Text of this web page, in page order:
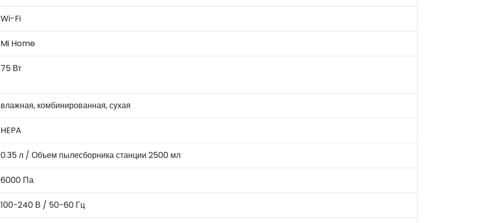
Wi-Fi
Mi Home
75 Вт
влажная, комбинированная, сухая
HEPA
0.35 л / Объем пылесборника станции 2500 мл
6000 Па
100-240 В / 50-60 Гц